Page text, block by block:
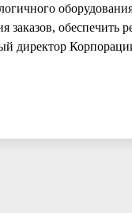
заказов, обеспечить
директор